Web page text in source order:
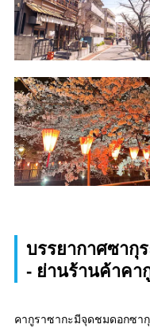
บรรยากาศซากุ
- ย่านร้านค้าคา
คากูราซากะมีจุดชมดอกซา